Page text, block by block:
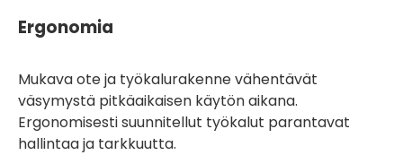
Ergonomia
Mukava ote ja työkalurakenne vähentävät
väsymystä pitkäaikaisen käytön aikana.
Ergonomisesti suunnitellut työkalut parantavat
hallintaa ja tarkkuutta.